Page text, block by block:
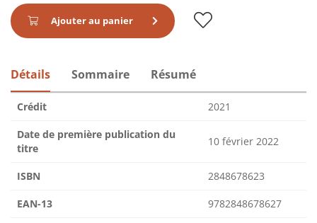
Ajouter au panier
Détails Sommaire Résumé
Crédit 2021
Date de première publication du
titre
10 février 2022
ISBN 2848678623
EAN-13 9782848678627